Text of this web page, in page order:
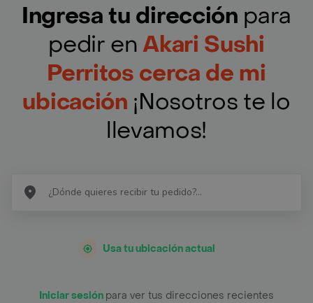
Ingresa tu dirección para
pedir enAkari Sushi
Perritos cerca de mi
ubicación ¡Nosotros te lo
llevamos!
Usa tu ubicación actual
Iniciar sesión para ver tus direcciones recientes